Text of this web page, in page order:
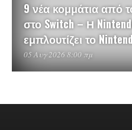
9 νέα κομμάτια από
στο Switch – Η
εμπλουτίζει το
05 Αυγ 2026 8:00 πμ